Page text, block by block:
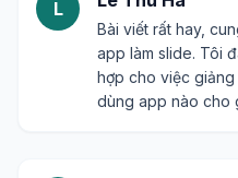
L
Bài viết rất hay,
app làm slide. Tôi
hợp cho việc
dùng app nào cho